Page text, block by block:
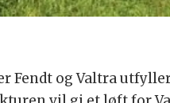
Fendt og Valtra